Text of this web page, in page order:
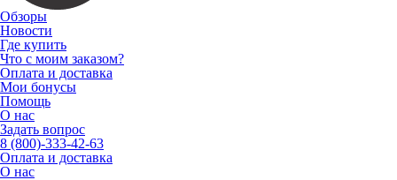
Обзоры
Новости
Где купить
Что с моим заказом?
Оплата и доставка
Мои бонусы
Помощь
О нас
Задать вопрос
8 (800)-333-42-63
Оплата и доставка
О нас